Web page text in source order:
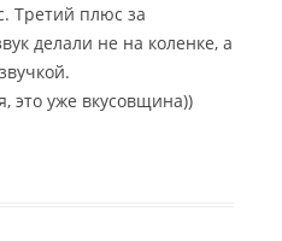
Третий плюс за
делали не на коленке, а
это уже вкусовщина))